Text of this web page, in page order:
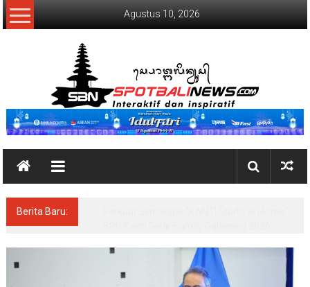
Lompat
ke
Agustus 10, 2026
SpotBaliNews
Berita Baru: